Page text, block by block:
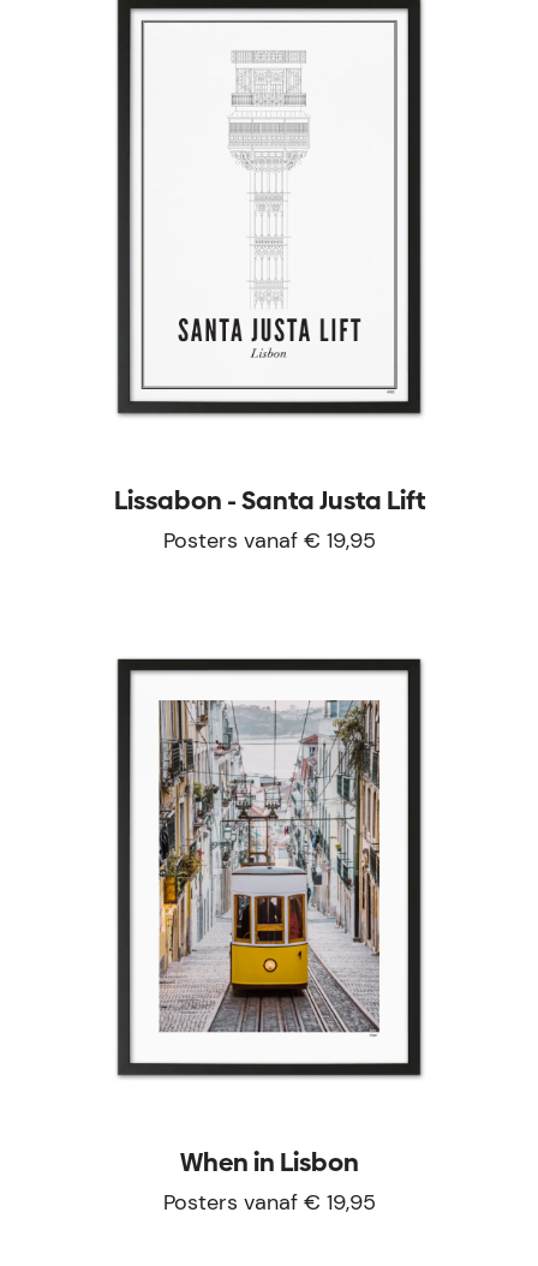
Lissabon - Santa Justa Lift
Posters vanaf € 19,95
When in Lisbon
Posters vanaf € 19,95